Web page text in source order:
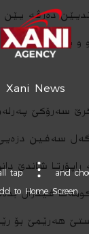
ده‌رڤه‌
و پرسا
سه‌رۆكێ
سه‌فین
راپۆرتا شاندێ
فیدرال
هه‌رێمێ بۆ
Xani News
tap
and
to Home Screen